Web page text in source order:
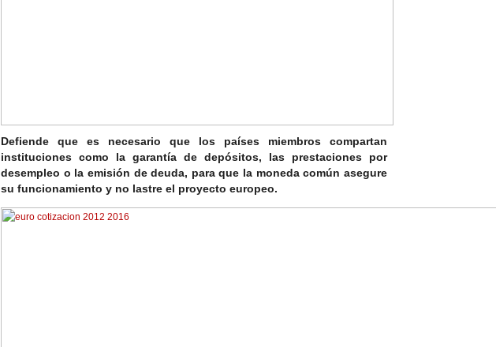
Defiende que es necesario que los países miembros compartan
instituciones como la garantía de depósitos, las prestaciones por
desempleo o la emisión de deuda, para que la moneda común asegure
su funcionamiento y no lastre el proyecto europeo.